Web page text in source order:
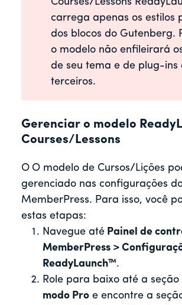
carrega apenas os estilos
dos blocos do Gutenberg.
o modelo não enfileirará
de seu tema e de plug-ins
terceiros.
Gerenciar o modelo
Courses/Lessons
O O modelo de Cursos/Lições
gerenciado nas configurações
MemberPress. Para isso, você
estas etapas:
Navegue até Painel de
MemberPress >
ReadyLaunch™.
Role para baixo até a seção
modo Pro e encontre a